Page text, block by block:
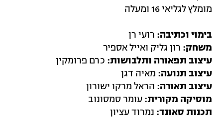
מומלץ לגליאי 16 ומעלה
בימוי וכתיבה: רועי רן
משחק: רון גליק ואייל אספיר
עיצוב תפאורה ותלבושות: כרם פרומקין
עיצוב תנועה: מאיה דגן
עיצוב תאורה: הראל מרקו ישורון
מוסיקה מקורית: עומר סמסונוב
תכנות סאונד: נמרוד עציון